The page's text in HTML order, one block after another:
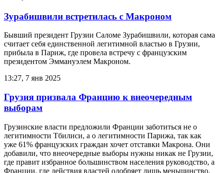
Зурабишвили встретилась с Макроном
Бывший президент Грузии Саломе Зурабишвили, которая сама
считает себя единственной легитимной властью в Грузии,
прибыла в Париж, где провела встречу с французским
президентом Эммануэлем Макроном.
13:27, 7 янв 2025
Грузия призвала Францию к внеочередным
выборам
Грузинские власти предложили Франции заботиться не о
легитимности Тбилиси, а о легитимности Парижа, так как
уже 61% французских граждан хочет отставки Макрона. Они
добавили, что внеочередные выборы нужны никак не Грузии,
где правит избранное большинством населения руководство, а
Франции, где действия властей одобряет лишь меньшинство.